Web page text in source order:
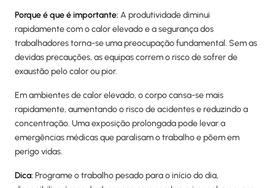
Porque é que é importante: A produtividade diminui
rapidamente com o calor elevado e a segurança dos
trabalhadores torna-se uma preocupação fundamental. Sem as
devidas precauções, as equipas correm o risco de sofrer de
exaustão pelo calor ou pior.
Em ambientes de calor elevado, o corpo cansa-se mais
rapidamente, aumentando o risco de acidentes e reduzindo a
concentração. Uma exposição prolongada pode levar a
emergências médicas que paralisam o trabalho e põem em
perigo vidas.
Dica: Programe o trabalho pesado para o início do dia,